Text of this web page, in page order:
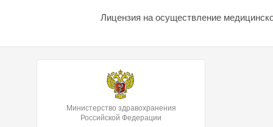
Лицензия на осуществление
Министерство здравохранения
Российской Федерации